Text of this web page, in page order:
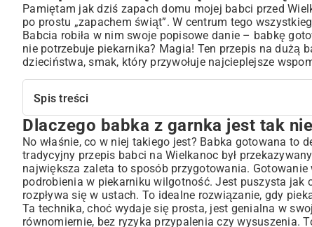
Pamiętam jak dziś zapach domu mojej babci przed
po prostu „zapachem świąt”. W centrum tego
Babcia robiła w nim swoje popisowe danie – babkę
nie potrzebuje piekarnika? Magia! Ten przepis na dużą
dzieciństwa, smak, który przywołuje najcieplejsze
Spis treści
Dlaczego babka z garnka jest tak niepowtarzalna?
Skarby ze spiżarni, czyli co będzie nam potrzebne
Niezbędnik kuchennego czarodzieja
Zaczynamy czary! Jak zrobić dużą babkę gotowaną
Wielkie gotowanie, czyli serce całego procesu
Kiedy masz ochotę na małą rewolucję
Dlaczego babka z garnka jest tak
No właśnie, co w niej takiego jest? Babka gotowana to
tradycyjny przepis babci na Wielkanoc był
największa zaleta to sposób przygotowania.
podrobienia w piekarniku wilgotność. Jest puszysta jak
rozpływa się w ustach. To idealne rozwiązanie, gdy
Ta technika, choć wydaje się prosta, jest genialna w
równomiernie, bez ryzyka przypalenia czy wysuszenia.